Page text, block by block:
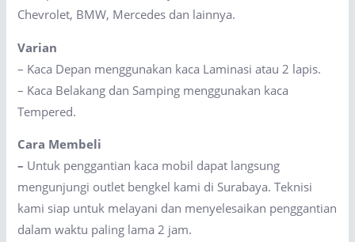
Chevrolet, BMW, Mercedes dan lainnya.
Varian
– Kaca Depan menggunakan kaca Laminasi atau 2 lapis.
– Kaca Belakang dan Samping menggunakan kaca
Tempered.
Cara Membeli
– Untuk penggantian kaca mobil dapat langsung
mengunjungi outlet bengkel kami di Surabaya. Teknisi
kami siap untuk melayani dan menyelesaikan penggantian
dalam waktu paling lama 2 jam.